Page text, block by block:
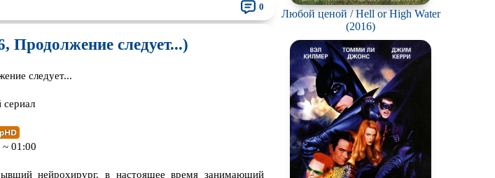
0
следует...)
следует...
~ 01:00
нейрохирург, в настоящее время занимающий
Любой ценой / Hell or High Water
(2016)